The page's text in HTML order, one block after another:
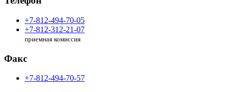
+7-812-494-70-05
+7-812-312-21-07
приемная комиссия
Факс
+7-812-494-70-57